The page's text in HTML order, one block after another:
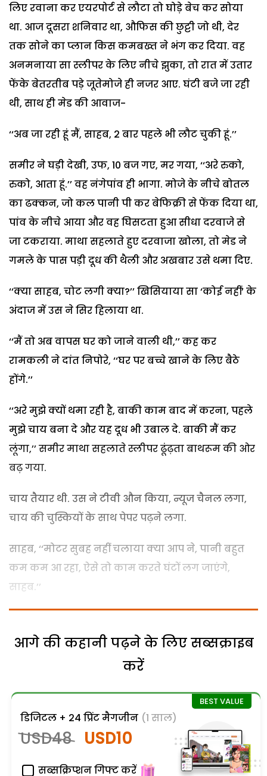
लिए रवाना कर एयरपोर्ट से लौटा तो घोड़े बेच कर सोया
था. आज दूसरा शनिवार था, औफिस की छुट्टी जो थी, देर
तक सोने का प्लान किस कमबख्त ने भंग कर दिया. वह
अनमनाया सा स्लीपर के लिए नीचे झुका, तो रात में उतार
फेंके बेतरतीब पड़े जूतेमोजे ही नजर आए. घंटी बजे जा रही
थी, साथ ही मेड की आवाज-
‘‘अब जा रही हूं मैं, साहब, 2 बार पहले भी लौट चुकी हूं.’’
समीर ने घड़ी देखी, उफ, 10 बज गए, मर गया, ‘‘अरे रुको,
रुको, आता हूं.’’ वह नंगेपांव ही भागा. मोजे के नीचे बोतल
का ढक्कन, जो कल पानी पी कर बेफिक्री से फेंक दिया था,
पांव के नीचे आया और वह घिसटता हुआ सीधा दरवाजे से
जा टकराया. माथा सहलाते हुए दरवाजा खोला, तो मेड ने
गमले के पास पड़ी दूध की थैली और अखबार उसे थमा दिए.
‘‘क्या साहब, चोट लगी क्या?’’ खिसियाया सा ‘कोई नहीं’ के
अंदाज में उस ने सिर हिलाया था.
‘‘मैं तो अब वापस घर को जाने वाली थी,’’ कह कर
रामकली ने दांत निपोरे, ‘‘घर पर बच्चे खाने के लिए बैठे
होंगे.’’
‘‘अरे मुझे क्यों थमा रही है, बाकी काम बाद में करना, पहले
मुझे चाय बना दे और यह दूध भी उबाल दे. बाकी मैं कर
लूंगा,’’ समीर माथा सहलाते स्लीपर ढूंढ़ता बाथरूम की ओर
बढ़ गया.
चाय तैयार थी. उस ने टीवी औन किया, न्यूज चैनल लगा,
चाय की चुस्कियों के साथ पेपर पढ़ने लगा.
साहब, ‘‘मोटर सुबह नहीं चलाया क्या आप ने, पानी बहुत
कम कम आ रहा, ऐसे तो काम करते घंटों लग जाएंगे,
साहब.’’
आगे की कहानी पढ़ने के लिए सब्सक्राइब
करें
डिजिटल + 24 प्रिंट मैगजीन (1 साल)
USD48 USD10
सब्सक्रिप्शन गिफ्ट करें